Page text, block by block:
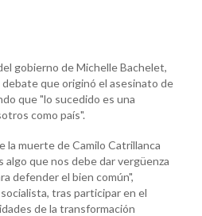
gobierno de Michelle Bachelet,
que originó el asesinato de
que "lo sucedido es una
como país".
la muerte de Camilo Catrillanca
algo que nos debe dar vergüenza
defender el bien común",
tras participar en el
de la transformación